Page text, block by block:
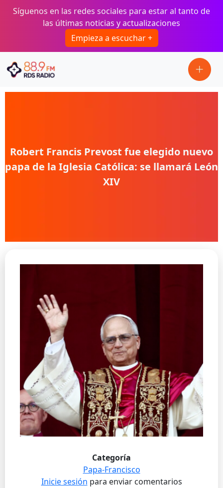
Pasar al contenido principal
Síguenos en las redes sociales para estar al tanto de
las últimas noticias y actualizaciones
Empieza a escuchar +
Robert Francis Prevost fue elegido nuevo
papa de la Iglesia Católica: se llamará León
XIV
Categoría
Papa-Francisco
Inicie sesión para enviar comentarios